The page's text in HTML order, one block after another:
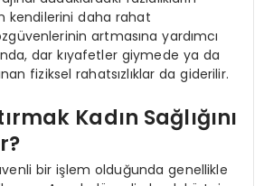
kendilerini daha rahat
artmasına yardımcı
dar kıyafetler giymede ya da
fiziksel rahatsızlıklar da giderilir.
Kadın Sağlığını
bir işlem olduğunda genellikle